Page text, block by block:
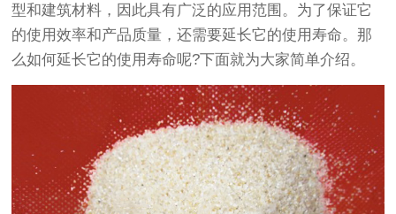
型和建筑材料，因此具有广泛的应用范围。为了保证它
的使用效率和产品质量，还需要延长它的使用寿命。那
么如何延长它的使用寿命呢?下面就为大家简单介绍。